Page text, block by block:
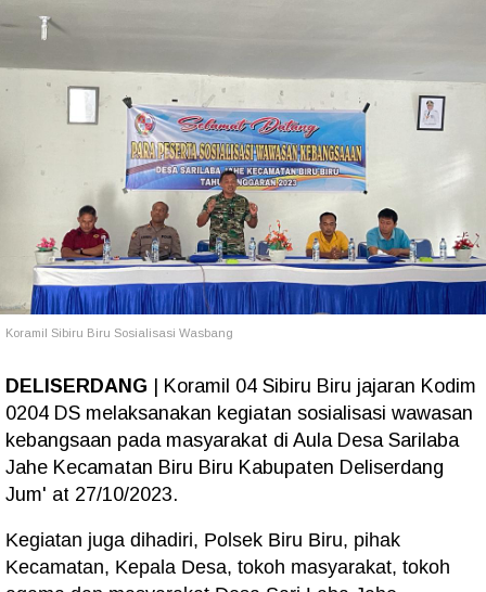
Koramil Sibiru Biru Sosialisasi Wasbang
DELISERDANG | Koramil 04 Sibiru Biru jajaran Kodim
0204 DS melaksanakan kegiatan sosialisasi wawasan
kebangsaan pada masyarakat di Aula Desa Sarilaba
Jahe Kecamatan Biru Biru Kabupaten Deliserdang
Jum' at 27/10/2023.
Kegiatan juga dihadiri, Polsek Biru Biru, pihak
Kecamatan, Kepala Desa, tokoh masyarakat, tokoh